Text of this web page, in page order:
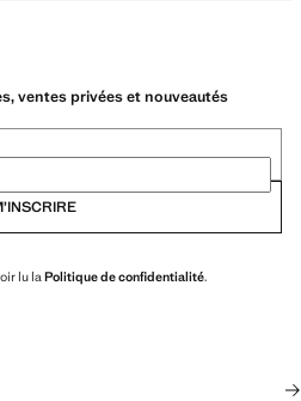
ventes privées et nouveautés
lu la Politique de confidentialité.